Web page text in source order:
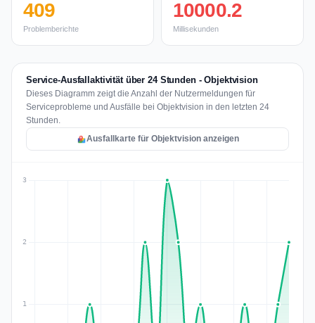
409
Problemberichte
10000.2
Millisekunden
Service-Ausfallaktivität über 24 Stunden - Objektvision
Dieses Diagramm zeigt die Anzahl der Nutzermeldungen für
Serviceprobleme und Ausfälle bei Objektvision in den letzten 24
Stunden.
Ausfallkarte für Objektvision anzeigen